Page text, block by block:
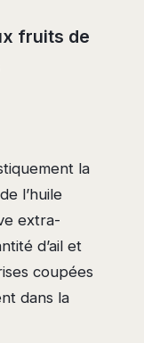
fruits de
la
l’huile
extra-
d’ail et
coupées
dans la